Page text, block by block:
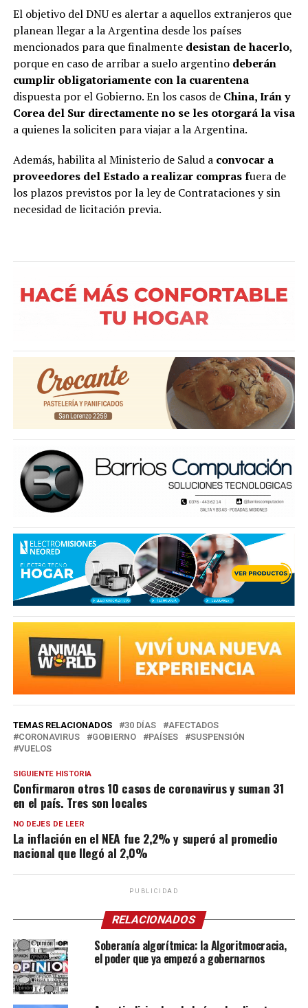
El objetivo del DNU es alertar a aquellos extranjeros que
planean llegar a la Argentina desde los países
mencionados para que finalmente desistan de hacerlo,
porque en caso de arribar a suelo argentino deberán
cumplir obligatoriamente con la cuarentena
dispuesta por el Gobierno. En los casos de China, Irán y
Corea del Sur directamente no se les otorgará la visa
a quienes la soliciten para viajar a la Argentina.
Además, habilita al Ministerio de Salud aconvocar a
proveedores del Estado a realizar compras fuera de
los plazos previstos por la ley de Contrataciones y sin
necesidad de licitación previa.
TEMAS RELACIONADOS 30 DÍAS
AFECTADOS
CORONAVIRUS
GOBIERNO PAÍSES
SUSPENSIÓN
VUELOS
SIGUIENTE HISTORIA
Confirmaron otros 10 casos de coronavirus y suman 31
en el país. Tres son locales
NO DEJES DE LEER
La inflación en el NEA fue 2,2% y superó al promedio
nacional que llegó al 2,0%
PUBLICIDAD
RELACIONADOS
Soberanía algorítmica: la Algoritmocracia,
el poder que ya empezó a gobernarnos